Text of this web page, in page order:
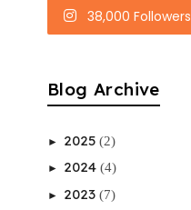
38,000 Followers
Blog Archive
► 2025 (2)
► 2024 (4)
► 2023 (7)